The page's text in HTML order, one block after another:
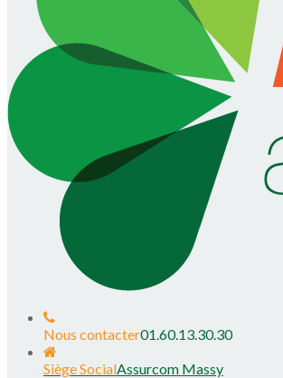
Nous contacter01.60.13.30.30
Siège SocialAssurcom Massy